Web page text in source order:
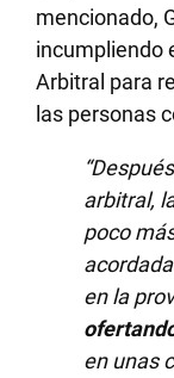
mencionado,
incumpliendo
Arbitral para
las personas
arbitral,
poco
en la
en unas